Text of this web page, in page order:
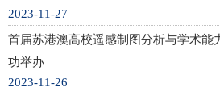
2023-11-27
首届苏港澳高校遥感制图分析与学术能
功举办
2023-11-26